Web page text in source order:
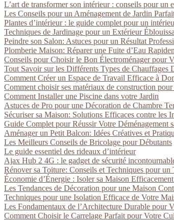
L’art de transformer son intérieur : conseils pour un
Les Conseils pour un Aménagement de Jardin
Plantes d’intérieur : le guide complet pour un
Techniques de Jardinage pour un Extérieur
Peindre son Salon: Astuces pour un Résultat
Plomberie Maison: Réparer une Fuite d’Eau
Conseils pour Choisir le Bon Électroménager pour
Tout Savoir sur les Différents Types de Chauffages
Comment Créer un Espace de Travail Efficace à
Comment choisir ses matériaux de construction
Comment Installer une Piscine dans votre Jardin
Astuces de Pro pour une Décoration de Chambre
Sécuriser sa Maison: Solutions Efficaces contre les
Guide Complet pour Réussir Votre Déménagement
Aménager un Petit Balcon: Idées Créatives et
Les Meilleurs Conseils de Bricolage pour Débutants
Le guide essentiel des rideaux d’intérieur
Ajax Hub 2 4G : le gadget de sécurité
Rénover sa Toiture: Conseils et Techniques pour
Économie d’Énergie : Isoler sa Maison
Les Tendances de Décoration pour une Maison
Techniques pour une Isolation Efficace de Votre
Les Fondamentaux de l’Architecture Durable pour
Comment Choisir le Carrelage Parfait pour Votre